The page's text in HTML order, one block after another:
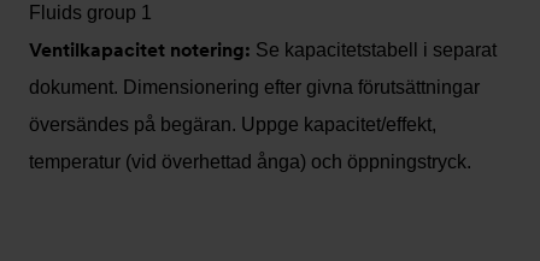
Fluids group 1
Ventilkapacitet notering: Se kapacitetstabell i separat
dokument. Dimensionering efter givna förutsättningar
översändes på begäran. Uppge kapacitet/effekt,
temperatur (vid överhettad ånga) och öppningstryck.